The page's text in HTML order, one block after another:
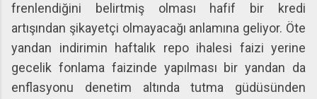
frenlendiğini belirtmiş olması hafif bir kredi
artışından şikayetçi olmayacağı anlamına geliyor. Öte
yandan indirimin haftalık repo ihalesi faizi yerine
gecelik fonlama faizinde yapılması bir yandan da
enflasyonu denetim altında tutma güdüsünden